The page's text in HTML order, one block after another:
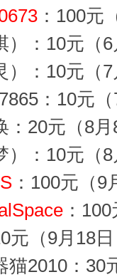
：100元
）：10元（
）：10元（
：10元
：20元（8
）：10元（
：100元（9
：100
元（9月18
猫2010：30